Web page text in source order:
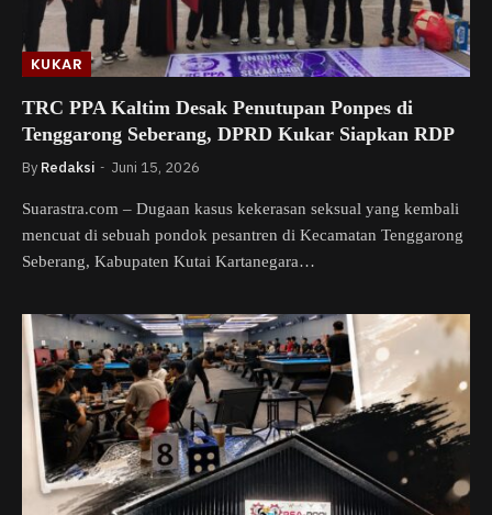
KUKAR
TRC PPA Kaltim Desak Penutupan Ponpes di
Tenggarong Seberang, DPRD Kukar Siapkan RDP
By Redaksi Juni 15, 2026
Suarastra.com – Dugaan kasus kekerasan seksual yang kembali
mencuat di sebuah pondok pesantren di Kecamatan Tenggarong
Seberang, Kabupaten Kutai Kartanegara…